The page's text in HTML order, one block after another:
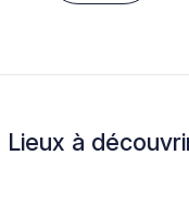
Lieux à